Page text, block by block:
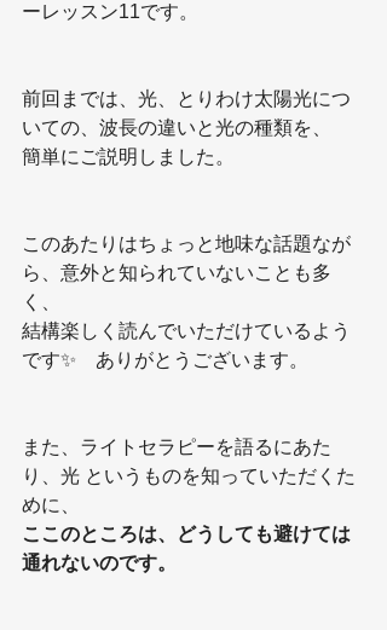
ーレッスン11です。
前回までは、光、とりわけ太陽光につ
いての、波長の違いと光の種類を、
簡単にご説明しました。
このあたりはちょっと地味な話題なが
ら、意外と知られていないことも多
く、
結構楽しく読んでいただけているよう
です✨　ありがとうございます。
また、ライトセラピーを語るにあた
り、光 というものを知っていただくた
めに、
ここのところは、どうしても避けては
通れないのです。